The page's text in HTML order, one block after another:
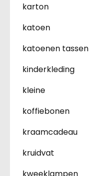
karton
katoen
katoenen tassen
kinderkleding
kleine
koffiebonen
kraamcadeau
kruidvat
kweeklampen